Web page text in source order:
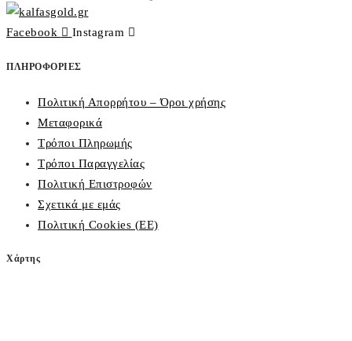
Facebook Instagram
ΠΛΗΡΟΦΟΡΙΕΣ
Πολιτική Απορρήτου – Όροι χρήσης
Μεταφορικά
Τρόποι Πληρωμής
Τρόποι Παραγγελίας
Πολιτική Επιστροφών
Σχετικά με εμάς
Πολιτική Cookies (ΕΕ)
Χάρτης